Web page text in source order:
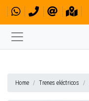
Home Trenes eléctricos